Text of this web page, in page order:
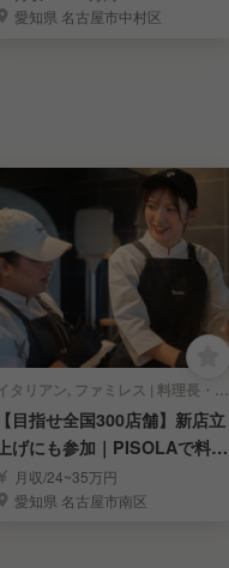
愛知県 名古屋市中村区
イタリアン, ファミレス | 料理長・料理長候補
【目指せ全国300店舗】新店立
上げにも参加｜PISOLAで料理
候補募集！
月収/24~35万円
愛知県 名古屋市南区